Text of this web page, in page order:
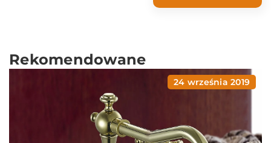
Rekomendowane
24 września 2019